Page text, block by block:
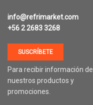
info@refrimarket.com
+56 2 2683 3268
SUSCRÍBETE
Para recibir información de
nuestros productos y
promociones.